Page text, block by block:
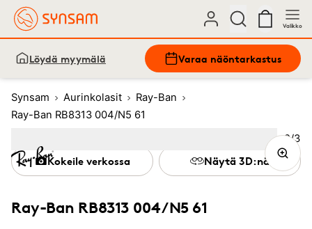
Valikko
Löydä myymälä Varaa näöntarkastus
Synsam Aurinkolasit
Ray-Ban
Ray-Ban RB8313 004/N5 61
Ray-Ban RB8313 004/N5 61
Kokeile verkossa Näytä 3D:nä
Kuva
2/3
3